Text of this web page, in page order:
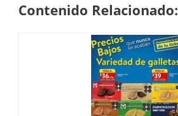
Contenido Relacionado: